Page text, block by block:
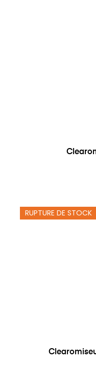
RUPTURE DE STOCK